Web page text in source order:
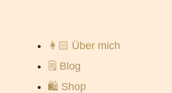
👩🏻 Über mich
🗒️ Blog
🛍️ Shop